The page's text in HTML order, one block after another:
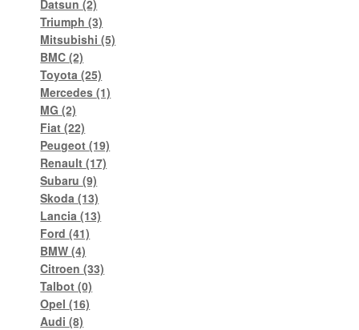
Datsun(2)
Triumph(3)
Mitsubishi(5)
BMC(2)
Toyota(25)
Mercedes(1)
MG(2)
Fiat(22)
Peugeot(19)
Renault(17)
Subaru(9)
Skoda(13)
Lancia(13)
Ford(41)
BMW(4)
Citroen(33)
Talbot(0)
Opel(16)
Audi(8)